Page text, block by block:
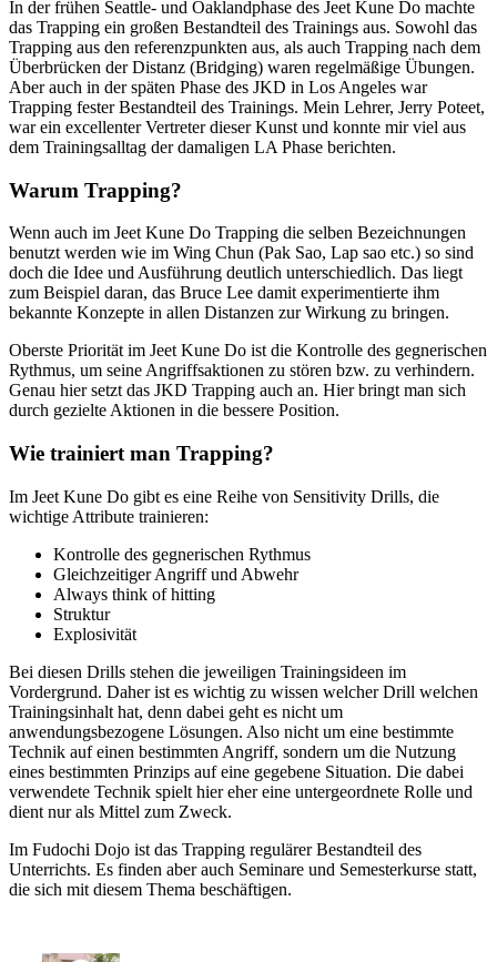
In der frühen Seattle- und Oaklandphase des Jeet Kune Do machte
das Trapping ein großen Bestandteil des Trainings aus. Sowohl das
Trapping aus den referenzpunkten aus, als auch Trapping nach dem
Überbrücken der Distanz (Bridging) waren regelmäßige Übungen.
Aber auch in der späten Phase des JKD in Los Angeles war
Trapping fester Bestandteil des Trainings. Mein Lehrer, Jerry Poteet,
war ein excellenter Vertreter dieser Kunst und konnte mir viel aus
dem Trainingsalltag der damaligen LA Phase berichten.
Warum Trapping?
Wenn auch im Jeet Kune Do Trapping die selben Bezeichnungen
benutzt werden wie im Wing Chun (Pak Sao, Lap sao etc.) so sind
doch die Idee und Ausführung deutlich unterschiedlich. Das liegt
zum Beispiel daran, das Bruce Lee damit experimentierte ihm
bekannte Konzepte in allen Distanzen zur Wirkung zu bringen.
Oberste Priorität im Jeet Kune Do ist die Kontrolle des gegnerischen
Rythmus, um seine Angriffsaktionen zu stören bzw. zu verhindern.
Genau hier setzt das JKD Trapping auch an. Hier bringt man sich
durch gezielte Aktionen in die bessere Position.
Wie trainiert man Trapping?
Im Jeet Kune Do gibt es eine Reihe von Sensitivity Drills, die
wichtige Attribute trainieren:
Kontrolle des gegnerischen Rythmus
Gleichzeitiger Angriff und Abwehr
Always think of hitting
Struktur
Explosivität
Bei diesen Drills stehen die jeweiligen Trainingsideen im
Vordergrund. Daher ist es wichtig zu wissen welcher Drill welchen
Trainingsinhalt hat, denn dabei geht es nicht um
anwendungsbezogene Lösungen. Also nicht um eine bestimmte
Technik auf einen bestimmten Angriff, sondern um die Nutzung
eines bestimmten Prinzips auf eine gegebene Situation. Die dabei
verwendete Technik spielt hier eher eine untergeordnete Rolle und
dient nur als Mittel zum Zweck.
Im Fudochi Dojo ist das Trapping regulärer Bestandteil des
Unterrichts. Es finden aber auch Seminare und Semesterkurse statt,
die sich mit diesem Thema beschäftigen.